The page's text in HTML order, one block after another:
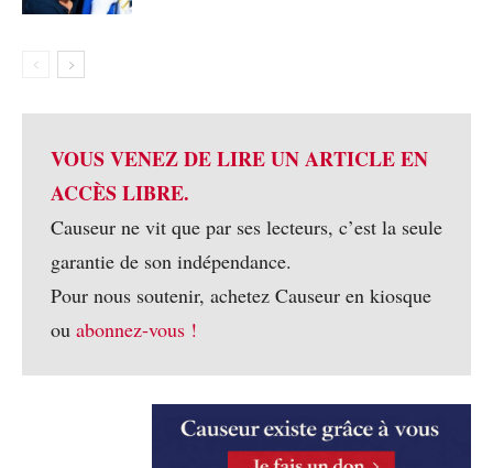
VOUS VENEZ DE LIRE UN ARTICLE EN
ACCÈS LIBRE.
Causeur ne vit que par ses lecteurs, c’est la seule
garantie de son indépendance.
Pour nous soutenir, achetez Causeur en kiosque
ou abonnez-vous !